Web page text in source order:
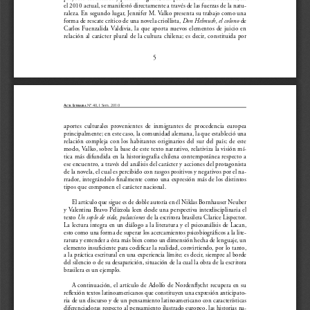
5
el 2010 actual, se manifestó directamente a través de las fuerzas de la natu-
raleza. En segundo lugar, Jennifer M. Valko presenta su trabajo como una
forma de rescate crítico de una novela criollista, Don Helmuth, el colono de
Carlos Fuenzalida Valdivia, la que aporta nuevos elementos de juicio en
relación al carácter plural de la cultura chilena; es decir, constituida por
A CTA LITERARIA Nº 40, I Sem. 2010
aportes  culturales  provenientes  de  inmigrantes  de  procedencia  europea
principalmente; en este caso, la comunidad alemana, la que estableció una
relación compleja con los habitantes originarios del sur del país; de este
modo, Valko, sobre la base de este texto narrativo, relativiza la visión mí-
tica más difundida en la historiografía chilena contemporánea respecto a
ese encuentro, a través del análisis del carácter y acciones del protagonista
de la novela, el cual es percibido con rasgos positivos y negativos por el na-
rrador, integrándolo finalmente como una expresión más de los distintos
tipos que componen el carácter nacional.
El artículo que sigue es de doble autoría en él Niklas Bornhauser Neuber
y Valentina Bravo Pelizzola leen desde una perspectiva interdisciplinaria el
texto Un soplo de vida, pulsaciones de la escritora brasilera Clarice Lispector.
La lectura integra en un diálogo a la literatura y el psicoanálisis de Lacan,
esto como una forma de superar los acercamientos psicobiográficos a la lite-
ratura y entender a ésta más bien como un dimensión hecha de lenguaje, un
elemento insuficiente para codificar la realidad, convirtiendo, por lo tanto,
a la práctica escritural en una experiencia límite; es decir, siempre al borde
del silencio o de su desaparición, situación de la cual la obra de la escritora
brasilera es un ejemplo.
A  continuación,  el  artículo  de  Adolfo  de  Nordenflycht  recupera  en  su
reflexión textos latinoamericanos que constituyen una expresión anticipato-
ria de un discurso y de un pensamiento latinoamericano con características
diferenciadoras respecto al pensamiento ilustrado europeo, las historias na-